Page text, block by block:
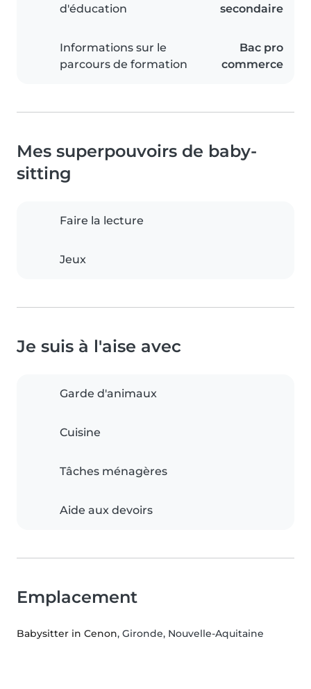
d'éducation
secondaire
Informations sur le
parcours de formation
Bac pro
commerce
Mes superpouvoirs de baby-
sitting
Faire la lecture
Jeux
Je suis à l'aise avec
Garde d'animaux
Cuisine
Tâches ménagères
Aide aux devoirs
Emplacement
Babysitter in Cenon, Gironde, Nouvelle-Aquitaine